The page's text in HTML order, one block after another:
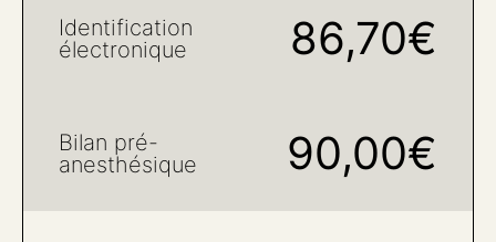
Identification
électronique
86,70€
Bilan pré-
anesthésique
90,00€